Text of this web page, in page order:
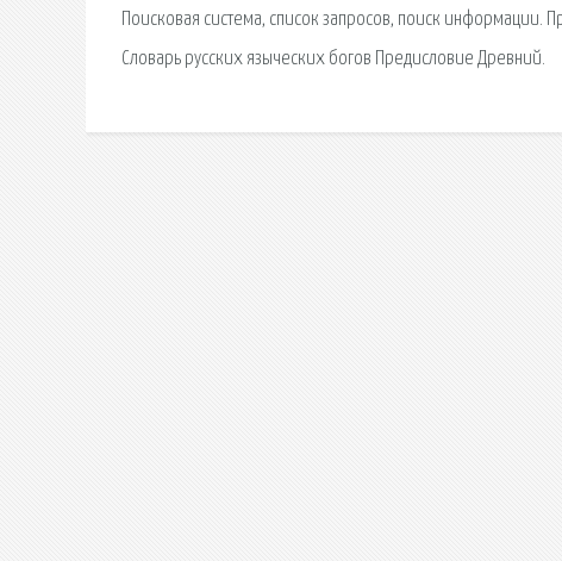
Поисковая сиcтема, список запросов, поиск
Словарь русских языческих богов Предисловие Древний.